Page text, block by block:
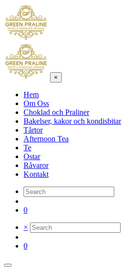
×
Hem
Om Oss
Choklad och Praliner
Bakelser, kakor och kondisbitar
Tårtor
Afternoon Tea
Te
Ostar
Råvaror
Kontakt
0
×
0